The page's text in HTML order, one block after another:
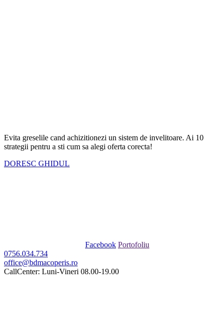
Evita greselile cand achizitionezi un sistem de invelitoare. Ai 10
strategii pentru a sti cum sa alegi oferta corecta!
DORESC GHIDUL
Facebook Portofoliu
0756.034.734
office@bdmacoperis.ro
CallCenter: Luni-Vineri 08.00-19.00